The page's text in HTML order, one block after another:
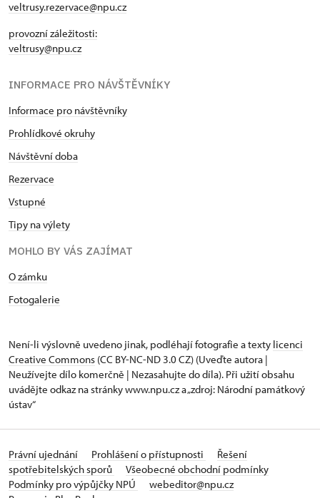
veltrusy.rezervace@npu.cz
provozní záležitosti:
veltrusy@npu.cz
INFORMACE PRO NÁVŠTĚVNÍKY
Informace pro návštěvníky
Prohlídkové okruhy
Návštěvní doba
Rezervace
Vstupné
Tipy na výlety
MOHLO BY VÁS ZAJÍMAT
O zámku
Fotogalerie
Není-li výslovně uvedeno jinak, podléhají fotografie a texty licenci
Creative Commons (CC BY-NC-ND 3.0 CZ) (Uveďte autora |
Neužívejte dílo komerčně | Nezasahujte do díla). Při užití obsahu
uvádějte odkaz na stránky www.npu.cz a „zdroj: Národní památkový
ústav“
Právní ujednání Prohlášení o přístupnosti
Řešení
spotřebitelských sporů
Všeobecné obchodní podmínky
Podmínky pro výpůjčky NPÚ
webeditor@npu.cz